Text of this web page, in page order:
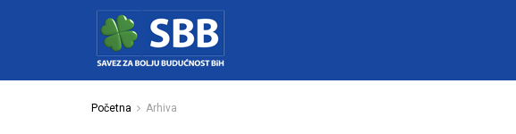
Početna Arhiva